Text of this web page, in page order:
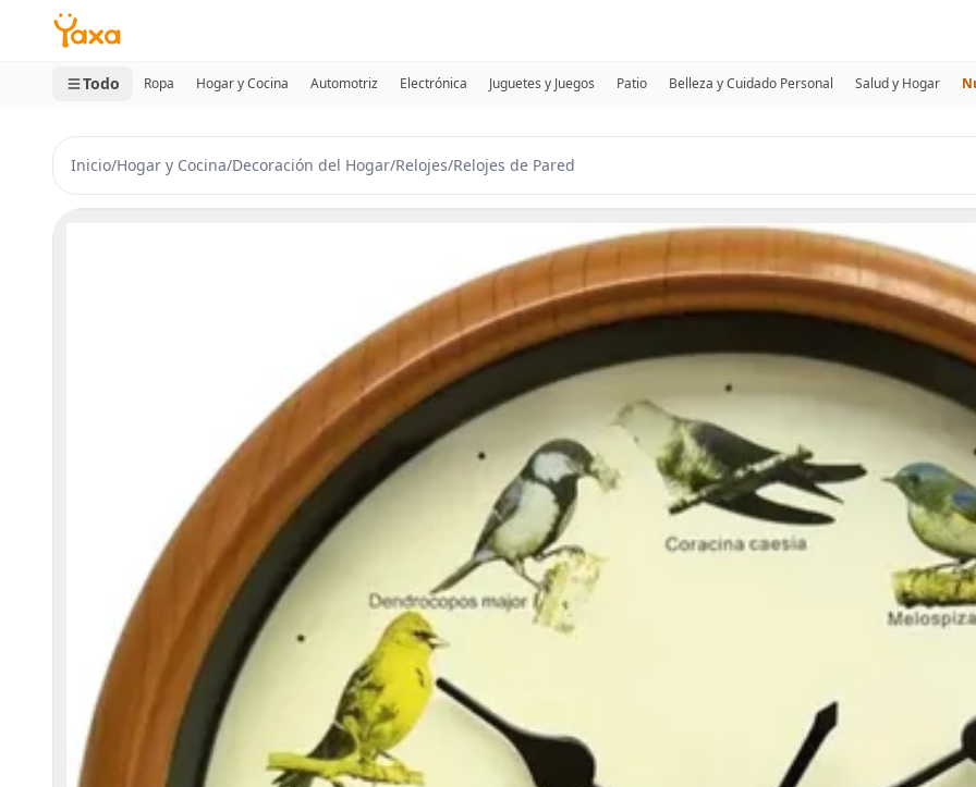
MINI CARRITO
0 productos
Todo Ropa Hogar y Cocina Automotriz Electrónica Juguetes y Juegos Patio Belleza y Cuidado Personal Salud y Hogar
Inicio/Hogar y Cocina/Decoración del Hogar/Relojes/Relojes de Pared